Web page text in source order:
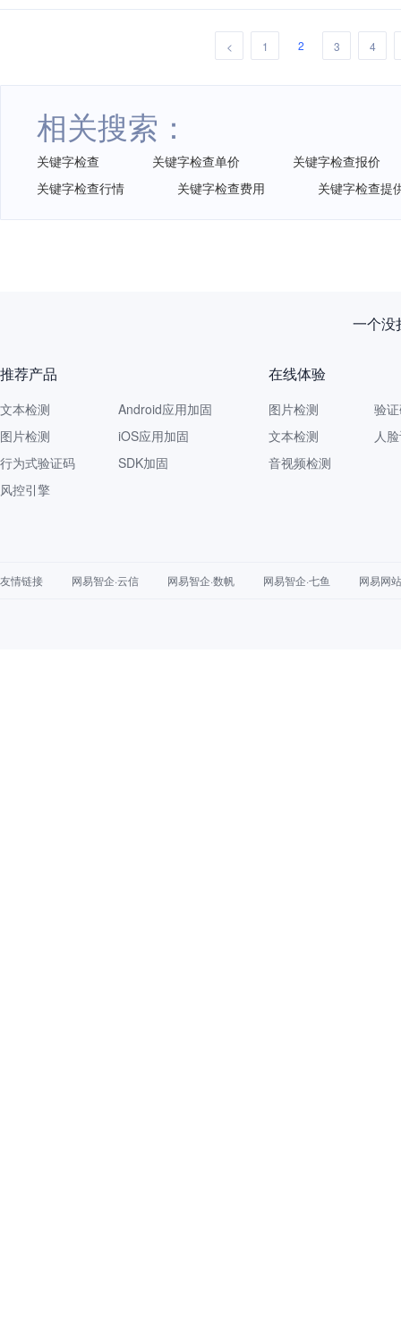
< 1 2 3 4
相关搜索：
关键字检查 关键字检查单价
关键字检查报价
关键字检查行情
关键字检查费用 关键字检查提
一个没
推荐产品
文本检测
图片检测
行为式验证码
风控引擎
Android应用加固
iOS应用加固
SDK加固
在线体验
图片检测
文本检测
音视频检测
验
人
友情链接 网易智企·云信 网易智企·数帆 网易智企·七鱼 网易网